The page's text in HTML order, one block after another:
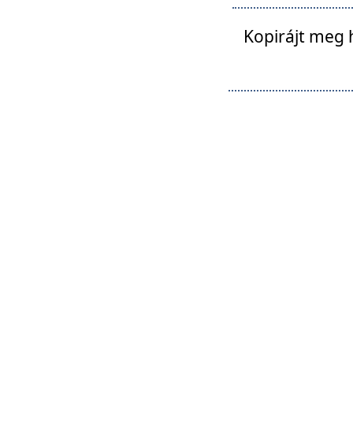
Kopirájt meg